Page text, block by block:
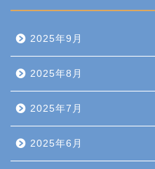
2025年9月
2025年8月
2025年7月
2025年6月